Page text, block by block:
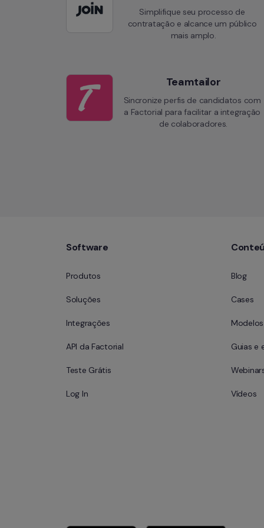
Simplifique seu processo de
contratação e alcance um público
mais amplo.
Teamtailor
Sincronize perfis de candidatos com
a Factorial para facilitar a integração
de colaboradores.
Software
Produtos
Soluções
Integrações
API da Factorial
Teste Grátis
Log In
Blog
Cases
Guias e
Vídeos